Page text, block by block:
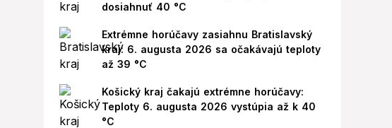
dosiahnuť 40 °C
Extrémne horúčavy zasiahnu Bratislavský
kraj: 6. augusta 2026 sa očakávajú teploty
až 39 °C
Košický kraj čakajú extrémne horúčavy:
Teploty 6. augusta 2026 vystúpia až k 40
°C